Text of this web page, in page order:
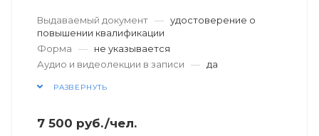
Выдаваемый документ — удостоверение о
повышении квалификации
Форма
—
не указывается
Аудио и видеолекции в записи
— да
РАЗВЕРНУТЬ
7 500 руб./чел.